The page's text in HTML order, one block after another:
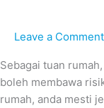
Leave a Comment
Sebagai tuan
boleh membawa
rumah, anda mesti